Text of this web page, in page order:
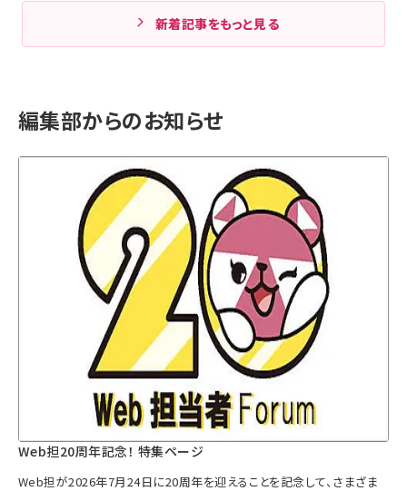
新着記事をもっと見る
編集部からのお知らせ
Web担20周年記念！ 特集ページ
Web担が2026年7月24日に20周年を迎えることを記念して、さまざま